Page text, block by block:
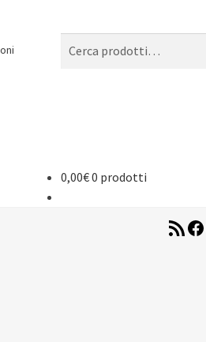
0,00€0 prodotti
RSS